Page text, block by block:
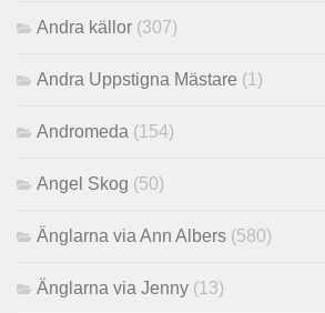
Andra källor (307)
Andra Uppstigna Mästare (1)
Andromeda (154)
Angel Skog (50)
Änglarna via Ann Albers (580)
Änglarna via Jenny (13)